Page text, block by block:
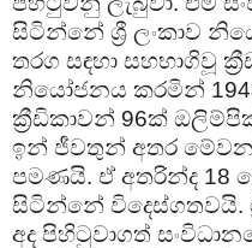
සිටින්නේ ශ්‍රී ලංකාව
තරග සඳහා සහභාගිවූ
නියෝජනය කරමින්
ක්‍රීඩිකාවන් 96ක්
ඉන් ජීවතුන් අතර
පමණයි. ඒ අතරින්ද 18
සිටින්නේ විදෙස්ගතවයි.
අද පිහිටුවාගත්